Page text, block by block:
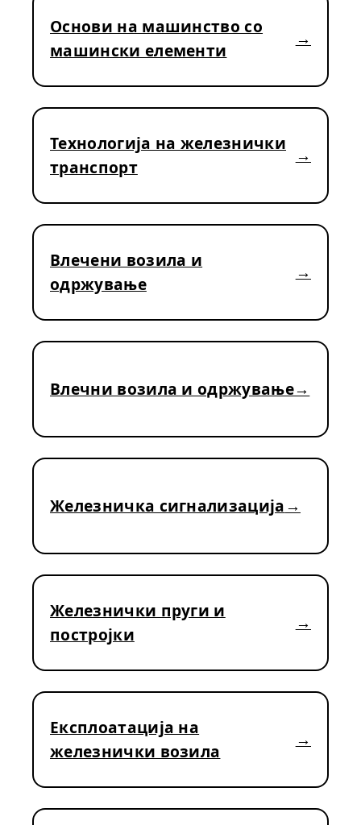
Основи на машинство со
машински елементи
Технологија на железнички
транспорт
Влечени возила и
одржување
Влечни возила и одржување
Железничка сигнализација
Железнички пруги и
постројки
Експлоатација на
железнички возила